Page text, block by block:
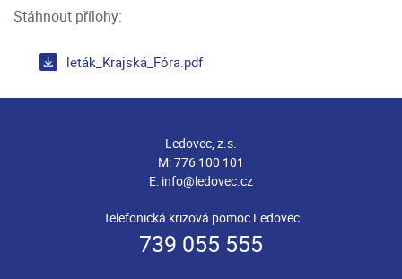
Stáhnout přílohy:
leták_Krajská_Fóra.pdf
Ledovec, z.s.
M:776 100 101
E: info@ledovec.cz
Telefonická krizová pomoc Ledovec
739 055 555